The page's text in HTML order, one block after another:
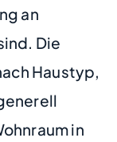
an
Die
Haustyp,
in